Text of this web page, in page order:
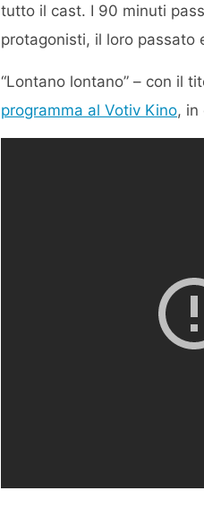
tutto il cast. I 90 minuti
protagonisti, il loro passato
“Lontano lontano” – con il
programma al Votiv Kino, in